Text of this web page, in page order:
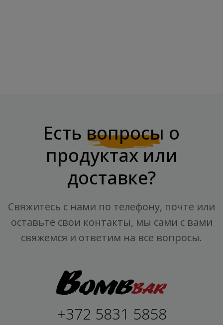
Есть вопросы о
продуктах или
доставке?
Свяжитесь с нами по телефону, почте или
оставьте свои контакты, мы сами с вами
свяжемся и ответим на все вопросы.
+372 5831 5858